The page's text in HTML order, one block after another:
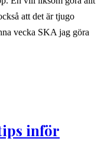
att det är tjugo
vecka SKA jag göra
inför